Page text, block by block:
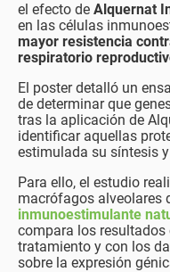
el efecto de Alquernat
en las células
mayor resistencia
respiratorio
El poster detalló un
de determinar que
tras la aplicación de
identificar aquellas
estimulada su síntesis
Para ello, el estudio
macrófagos alveolares
inmunoestimulante
compara los
tratamiento y con los
sobre la expresión